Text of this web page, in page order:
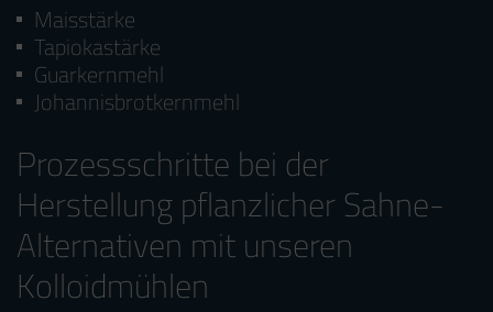
Maisstärke
Tapiokastärke
Guarkernmehl
Johannisbrotkernmehl
Prozessschritte bei der
Herstellung pflanzlicher Sahne-
Alternativen mit unseren
Kolloidmühlen